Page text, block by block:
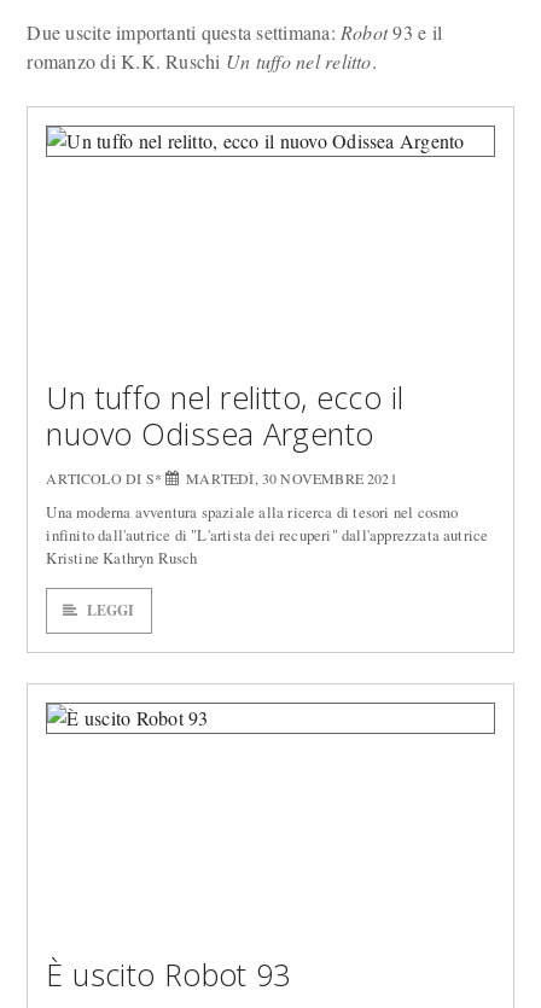
Due uscite importanti questa settimana: Robot93 e il
romanzo di K.K. Ruschi Un tuffo nel relitto.
Un tuffo nel relitto, ecco il
nuovo Odissea Argento
ARTICOLO DI S* MARTEDÌ, 30 NOVEMBRE 2021
Una moderna avventura spaziale alla ricerca di tesori nel cosmo
infinito dall'autrice di "L'artista dei recuperi" dall'apprezzata autrice
Kristine Kathryn Rusch
LEGGI
È uscito Robot 93